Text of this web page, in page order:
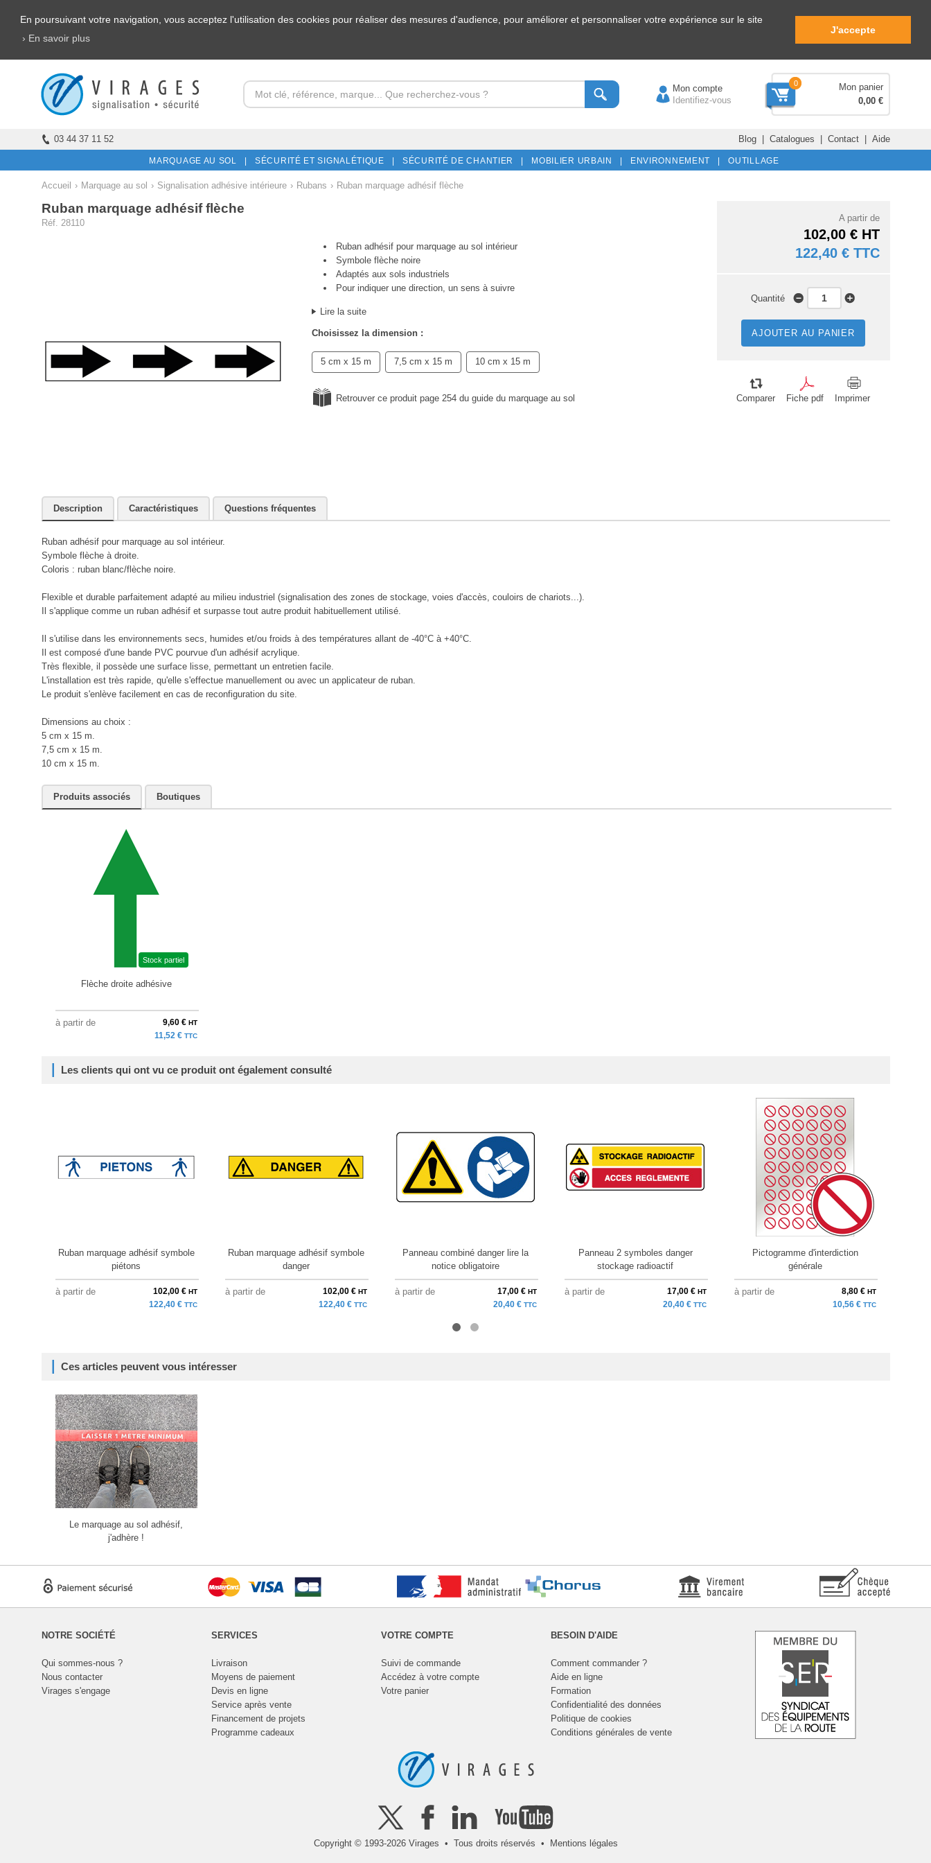
En poursuivant votre navigation, vous acceptez l'utilisation des cookies pour réaliser des mesures d'audience, pour améliorer et personnaliser votre expérience sur le site
› En savoir plus
J'accepte
Mon compte
Identifiez-vous
0
Mon panier
0,00 €
03 44 37 11 52 Blog| Catalogues | Contact| Aide
MARQUAGE AU SOL | SÉCURITÉ ET SIGNALÉTIQUE | SÉCURITÉ DE CHANTIER | MOBILIER URBAIN | ENVIRONNEMENT | OUTILLAGE
Accueil › Marquage au sol › Signalisation adhésive intérieure › Rubans › Ruban marquage adhésif flèche
Ruban marquage adhésif flèche
Réf. 28110
Ruban adhésif pour marquage au sol intérieur
Symbole flèche noire
Adaptés aux sols industriels
Pour indiquer une direction, un sens à suivre
Lire la suite
Choisissez la dimension :
5 cm x 15 m 7,5 cm x 15 m 10 cm x 15 m
Retrouver ce produit page 254 du guide du marquage au sol
A partir de
102,00 € HT
122,40 € TTC
Quantité
AJOUTER AU PANIER
Comparer Fiche pdf Imprimer
Description Caractéristiques Questions fréquentes
Ruban adhésif pour marquage au sol intérieur.
Symbole flèche à droite.
Coloris : ruban blanc/flèche noire.
Flexible et durable parfaitement adapté au milieu industriel (signalisation des zones de stockage, voies d'accès, couloirs de chariots...).
Il s'applique comme un ruban adhésif et surpasse tout autre produit habituellement utilisé.
Il s'utilise dans les environnements secs, humides et/ou froids à des températures allant de -40°C à +40°C.
Il est composé d'une bande PVC pourvue d'un adhésif acrylique.
Très flexible, il possède une surface lisse, permettant un entretien facile.
L'installation est très rapide, qu'elle s'effectue manuellement ou avec un applicateur de ruban.
Le produit s'enlève facilement en cas de reconfiguration du site.
Dimensions au choix :
5 cm x 15 m.
7,5 cm x 15 m.
10 cm x 15 m.
Produits associés Boutiques
Stock partiel
Flèche droite adhésive
à partir de 9,60 € HT
11,52 € TTC
Les clients qui ont vu ce produit ont également consulté
Ruban marquage adhésif symbole
piétons
à partir de 102,00 € HT
122,40 € TTC
Ruban marquage adhésif symbole
danger
à partir de 102,00 € HT
122,40 € TTC
Panneau combiné danger lire la
notice obligatoire
à partir de 17,00 € HT
20,40 € TTC
Panneau 2 symboles danger
stockage radioactif
à partir de 17,00 € HT
20,40 € TTC
Pictogramme d'interdiction
générale
à partir de 8,80 € HT
10,56 € TTC
Ces articles peuvent vous intéresser
Le marquage au sol adhésif,
j'adhère !
NOTRE SOCIÉTÉ
Qui sommes-nous ?
Nous contacter
Virages s'engage
SERVICES
Livraison
Moyens de paiement
Devis en ligne
Service après vente
Financement de projets
Programme cadeaux
VOTRE COMPTE
Suivi de commande
Accédez à votre compte
Votre panier
BESOIN D'AIDE
Comment commander ?
Aide en ligne
Formation
Confidentialité des données
Politique de cookies
Conditions générales de vente
Copyright © 1993-2026 Virages • Tous droits réservés • Mentions légales